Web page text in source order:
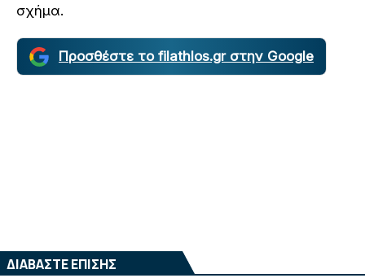
σχήμα.
Προσθέστε το filathlos.gr στην Google
ΔΙΑΒΑΣΤΕ ΕΠΙΣΗΣ